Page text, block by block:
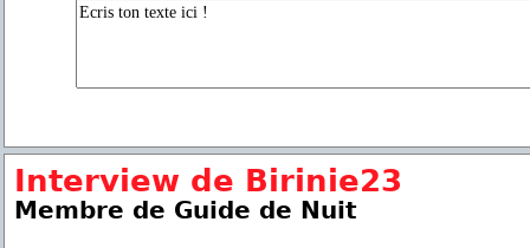
Interview de Birinie23
Membre de Guide de Nuit